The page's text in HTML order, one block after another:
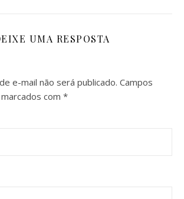
UMA RESPOSTA
e-mail não será publicado. Campos
com *